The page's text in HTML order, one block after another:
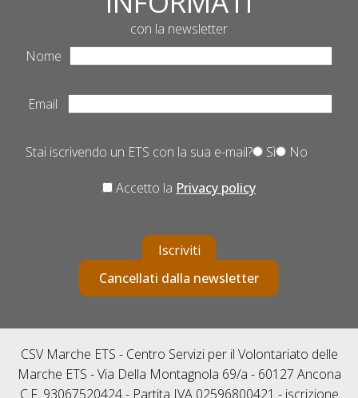
con la newsletter
Nome
Email
Stai iscrivendo un ETS con la sua e-mail? Sì No
Accetto la Privacy policy
Iscriviti
Cancellati dalla newsletter
CSV Marche ETS - Centro Servizi per il Volontariato delle
Marche ETS - Via Della Montagnola 69/a - 60127 Ancona
C.F. 93067520424 - Partita IVA 02596800421 - iscrizione